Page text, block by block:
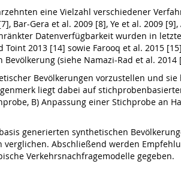
eine Vielzahl verschiedener
Bar-Gera et al. 2009 [8], Ye et al. 2009
Datenverfügbarkeit wurden in
2013 [14] sowie Farooq et al. 2015
(siehe Namazi-Rad et al.
Bevölkerungen vorzustellen und
liegt dabei auf
B) Anpassung einer Stichprobe an
generierten synthetischen
Abschließend werden
Verkehrsnachfragemodelle gegeben.